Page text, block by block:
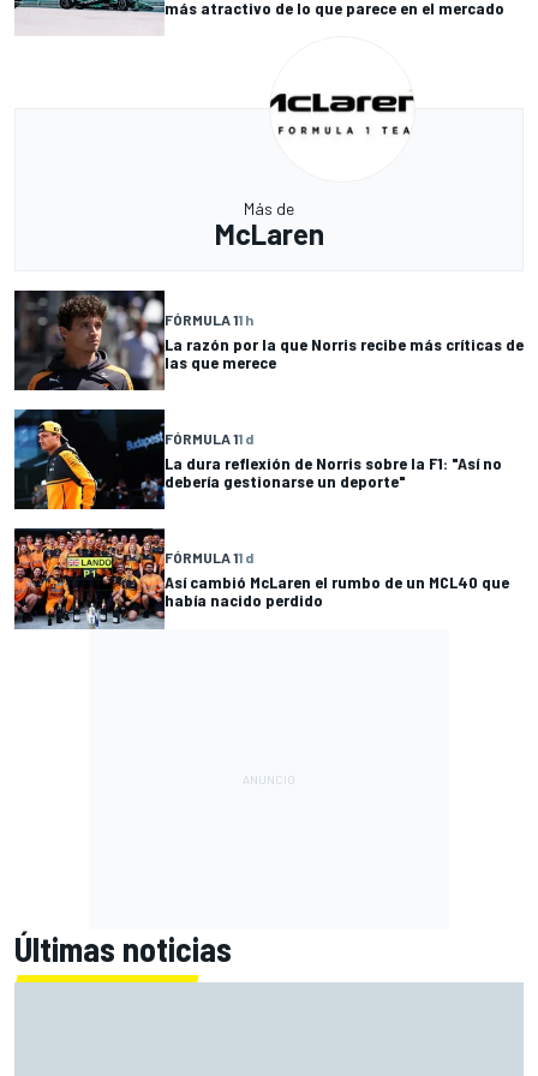
más atractivo de lo que parece en el mercado
Más de
McLaren
FÓRMULA 11 h
La razón por la que Norris recibe más críticas de
las que merece
FÓRMULA 11 d
La dura reflexión de Norris sobre la F1: "Así no
debería gestionarse un deporte"
FÓRMULA 11 d
Así cambió McLaren el rumbo de un MCL40 que
había nacido perdido
Últimas noticias